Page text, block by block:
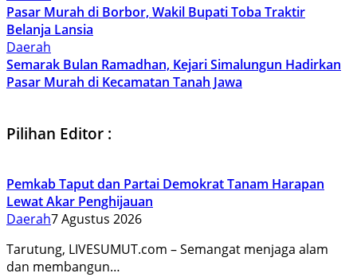
Pasar Murah di Borbor, Wakil Bupati Toba Traktir
Belanja Lansia
Daerah
Semarak Bulan Ramadhan, Kejari Simalungun Hadirkan
Pasar Murah di Kecamatan Tanah Jawa
Pilihan Editor :
Pemkab Taput dan Partai Demokrat Tanam Harapan
Lewat Akar Penghijauan
Daerah7 Agustus 2026
Tarutung, LIVESUMUT.com – Semangat menjaga alam
dan membangun…